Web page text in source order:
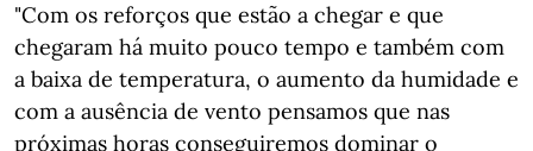
"Com os reforços que estão a chegar e que
chegaram há muito pouco tempo e também com
a baixa de temperatura, o aumento da humidade e
com a ausência de vento pensamos que nas
próximas horas conseguiremos dominar o